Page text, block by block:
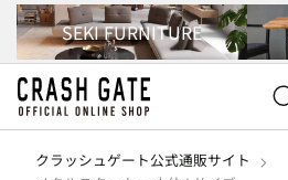
SEKI FURNITURE
クラッシュゲート公式通販サイト